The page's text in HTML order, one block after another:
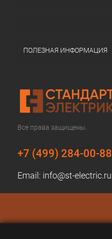
ПОЛЕЗНАЯ ИНФОРМАЦИЯ
Все права защищены.
+7 (499) 284-00-88
Email: info@st-electric.ru